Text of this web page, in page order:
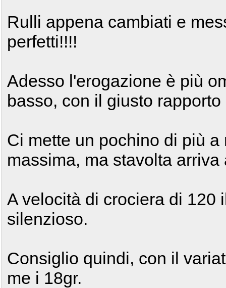
Rulli appena cambiati e
perfetti!!!!
Adesso l'erogazione è più
basso, con il giusto
Ci mette un pochino di più
massima, ma stavolta
A velocità di crociera di 120
silenzioso.
Consiglio quindi, con il
me i 18gr.